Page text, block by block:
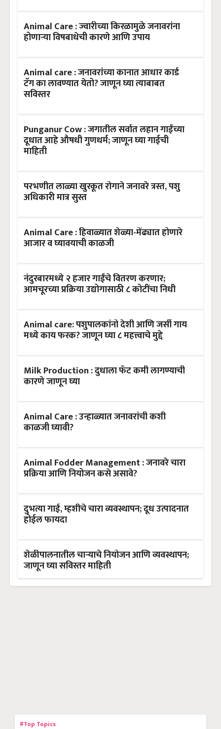
Animal Care : ज्वारीच्या किरळामुळे जनावरांना
होणाऱ्या विषबाधेची कारणे आणि उपाय
Animal care : जनावरांच्या कानात आधार कार्ड
टॅग का लावण्यात येतो? जाणून घ्या त्याबाबत
सविस्तर
Punganur Cow : जगातील सर्वात लहान गाईंच्या
दूधात आहे औषधी गुणधर्म; जाणून घ्या गाईची
माहिती
परभणीत लाळ्या खुरकूत रोगाने जनावरे त्रस्त, पशु
अधिकारी मात्र सुस्त
Animal Care : हिवाळ्यात शेळ्या-मेंढ्यात होणारे
आजार व घ्यावयाची काळजी
नंदुरबारमध्ये २ हजार गाईंचे वितरण करणार;
आमचूरच्या प्रक्रिया उद्योगासाठी ८ कोटींचा निधी
Animal care: पशुपालकांनो देशी आणि जर्सी गाय
मध्ये काय फरक? जाणून घ्या ८ महत्त्वाचे मुद्दे
Milk Production : दुधाला फॅट कमी लागण्याची
कारणे जाणून घ्या
Animal Care : उन्हाळ्यात जनावरांची कशी
काळजी घ्यावी?
Animal Fodder Management : जनावरे चारा
प्रक्रिया आणि नियोजन कसे असावे?
दुभत्या गाई, म्हशीचे चारा व्यवस्थापन; दूध उत्पादनात
होईल फायदा
शेळीपालनातील चाऱ्याचे नियोजन आणि व्यवस्थापन;
जाणून घ्या सविस्तर माहिती
#Top Topics